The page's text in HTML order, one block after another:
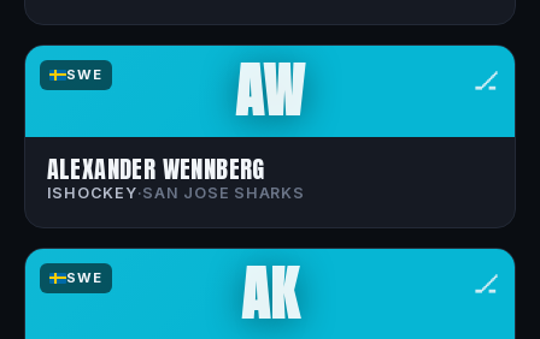
SWE 🏒
AW
ALEXANDER WENNBERG
ISHOCKEY·SAN JOSE SHARKS
SWE 🏒
AK